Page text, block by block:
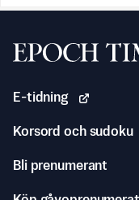
Svenska Epoch
E-tidning
Korsord och sudoku
Bli prenumerant